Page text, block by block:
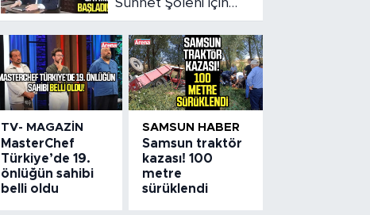
Sünnet Şöleni için
geri sayım başladı
TV- MAGAZIN
MasterChef
Türkiye’de 19.
önlüğün sahibi
belli oldu
SAMSUN HABER
Samsun traktör
kazası! 100
metre
sürüklendi